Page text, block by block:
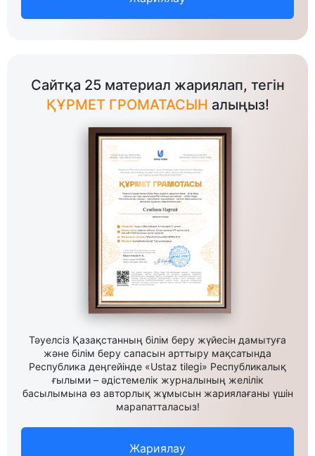
Сайтқа 25 материал жариялап, тегін
ҚҰРМЕТ ГРОМАТАСЫН алыңыз!
Тәуелсіз Қазақстанның білім беру жүйесін дамытуға
және білім беру сапасын арттыру мақсатында
Республика деңгейінде «Ustaz tilegi» Республикалық
ғылыми – әдістемелік журналының желілік
басылымына өз авторлық жұмысын жариялағаны үшін
марапатталасыз!
Жариялау